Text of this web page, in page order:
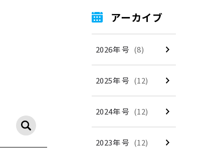
アーカイブ
2026年 号 (8)
2025年 号 (12)
2024年 号 (12)
2023年 号 (12)